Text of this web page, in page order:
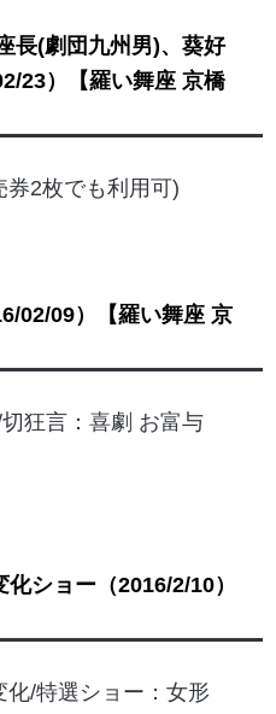
長(劇団九州男)、葵好
23）
【羅い舞座 京橋
券2枚でも利用可)
02/09）
【羅い舞座 京
狂言：喜劇 お富与
化ショー（2016/2/10）
化/特選ショー：女形